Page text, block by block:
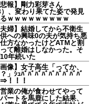
悲報】剛力彩芽さん
）、変わり果てた姿で発見
ｗｗｗｗｗｗｗｗｗ
夫婦】結婚してから不衛生
への興味0の夫が気持ち悪
方なかったけどATMと割
て離婚はしなかった。そ
年続いた
画像】女子高生「ってか、
」ｼｭﾊﾞﾊﾞﾊﾞﾊﾞﾊﾞﾊﾞﾊﾞﾊﾞﾊﾞ
！！！
営業の俺が食わせてやって
ートを馬鹿にした結果、